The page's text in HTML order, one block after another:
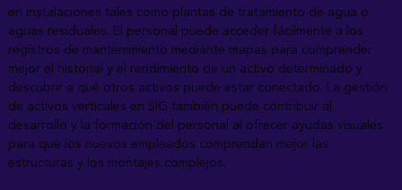
en instalaciones tales como plantas de tratamiento de agua o
aguas residuales. El personal puede acceder fácilmente a los
registros de mantenimiento mediante mapas para comprender
mejor el historial y el rendimiento de un activo determinado y
descubrir a qué otros activos puede estar conectado. La gestión
de activos verticales en SIG también puede contribuir al
desarrollo y la formación del personal al ofrecer ayudas visuales
para que los nuevos empleados comprendan mejor las
estructuras y los montajes complejos.